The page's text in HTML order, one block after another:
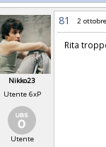
Nikko23
Utente 6xP
Utente
81 2
Rita